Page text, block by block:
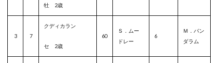
牡 2歳
3 7
クディカラン
セ 2歳
60
Ｓ．ムー
ドレー
6
Ｍ．パン
ダラム